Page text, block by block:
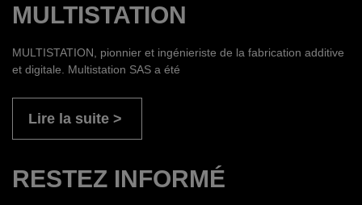
MULTISTATION
MULTISTATION, pionnier et ingénieriste de la fabrication additive
et digitale. Multistation SAS a été
Lire la suite
RESTEZ INFORMÉ